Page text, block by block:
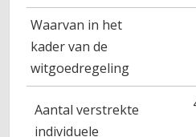
Waarvan in het
kader van de
witgoedregeling
Aantal verstrekte
individuele